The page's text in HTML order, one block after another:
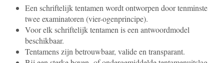
Een schriftelijk tentamen wordt ontworpen door tenminste
twee examinatoren (vier-ogenprincipe).
Voor elk schriftelijk tentamen is een antwoordmodel
beschikbaar.
Tentamens zijn betrouwbaar, valide en transparant.